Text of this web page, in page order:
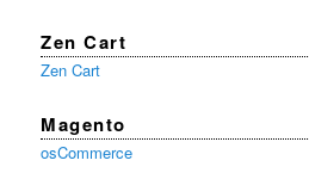
Zen Cart
Zen Cart
Magento
osCommerce